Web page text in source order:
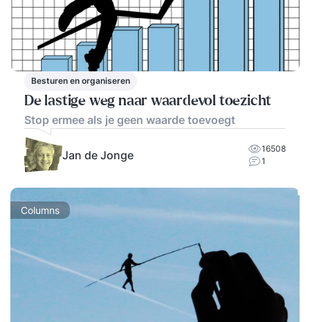
Besturen en organiseren
De lastige weg naar waardevol toezicht
Stop ermee als je geen waarde toevoegt
Jan de Jonge
16508
1
Columns